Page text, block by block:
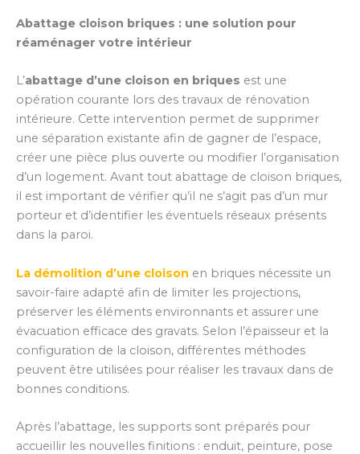
Abattage cloison briques : une solution pour
réaménager votre intérieur
L’abattage d’une cloison en briques est une
opération courante lors des travaux de rénovation
intérieure. Cette intervention permet de supprimer
une séparation existante afin de gagner de l’espace,
créer une pièce plus ouverte ou modifier l’organisation
d’un logement. Avant tout abattage de cloison briques,
il est important de vérifier qu’il ne s’agit pas d’un mur
porteur et d’identifier les éventuels réseaux présents
dans la paroi.
La démolition d’une cloison en briques nécessite un
savoir-faire adapté afin de limiter les projections,
préserver les éléments environnants et assurer une
évacuation efficace des gravats. Selon l’épaisseur et la
configuration de la cloison, différentes méthodes
peuvent être utilisées pour réaliser les travaux dans de
bonnes conditions.
Après l’abattage, les supports sont préparés pour
accueillir les nouvelles finitions : enduit, peinture, pose